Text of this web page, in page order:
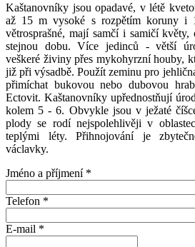
Kaštanovníky jsou opadavé, v létě
až 15 m vysoké s rozpětím koruny i
větrosprašné, mají samčí i samičí
stejnou dobu. Více jedinců - větší
veškeré živiny přes mykohyrzní houby,
již při výsadbě. Použít zeminu pro
přimíchat bukovou nebo dubovou
Ectovit. Kaštanovníky upřednostňují
kolem 5 - 6. Obvykle jsou v ježaté
plody se rodí nejspolehlivěji v
teplými léty. Přihnojování je
václavky.
Jméno a příjmení *
Telefon *
E-mail *